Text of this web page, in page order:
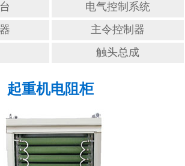
电气控制系统
主令控制器
触头总成
起重机电阻柜